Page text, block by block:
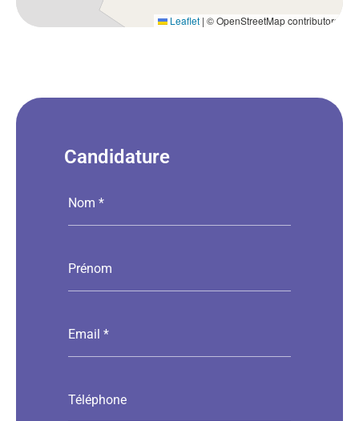
Leaflet | © OpenStreetMap contributors
Candidature
Nom *
Prénom
Email *
Téléphone